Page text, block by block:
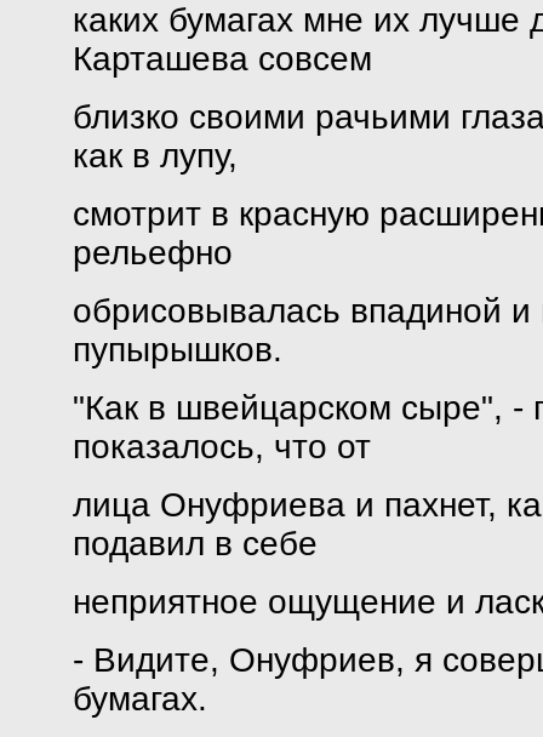
каких бумагах мне их
Карташева совсем
близко своими рачьими
как в лупу,
смотрит в красную
рельефно
обрисовывалась впадиной и
пупырышков.
"Как в швейцарском сыре", -
показалось, что от
лица Онуфриева и пахнет,
подавил в себе
неприятное ощущение и
- Видите, Онуфриев, я
бумагах.